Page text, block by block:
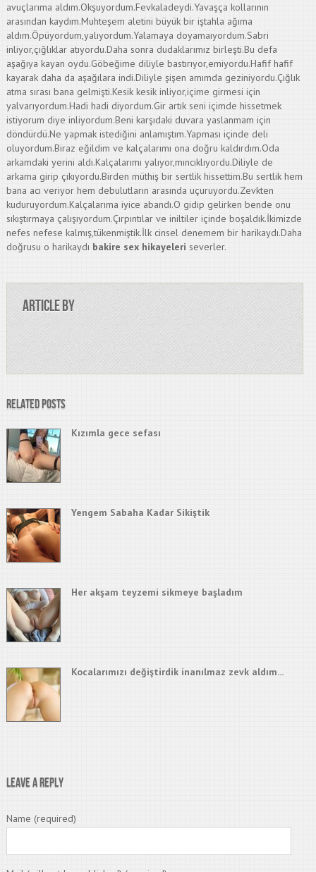
avuçlarıma aldım.Okşuyordum.Fevkaladeydi.Yavaşça kollarının
arasından kaydım.Muhteşem aletini büyük bir iştahla ağıma
aldım.Öpüyordum,yalıyordum.Yalamaya doyamaıyordum.Sabri
inliyor,çığlıklar atıyordu.Daha sonra dudaklarımız birleşti.Bu defa
aşağıya kayan oydu.Göbeğime diliyle bastırıyor,emiyordu.Hafif hafif
kayarak daha da aşağılara indi.Diliyle şişen amımda geziniyordu.Çığlık
atma sırası bana gelmişti.Kesik kesik inliyor,içime girmesi için
yalvarıyordum.Hadi hadi diyordum.Gir artık seni içimde hissetmek
istiyorum diye inliyordum.Beni karşıdaki duvara yaslanmam için
döndürdü.Ne yapmak istediğini anlamıştım.Yapması içinde deli
oluyordum.Biraz eğildim ve kalçalarımı ona doğru kaldırdım.Oda
arkamdaki yerini aldı.Kalçalarımı yalıyor,mıncıklıyordu.Diliyle de
arkama girip çıkıyordu.Birden müthiş bir sertlik hissettim.Bu sertlik hem
bana acı veriyor hem debulutların arasında uçuruyordu.Zevkten
kuduruyordum.Kalçalarıma iyice abandı.O gidip gelirken bende onu
sıkıştırmaya çalışıyordum.Çırpıntılar ve iniltiler içinde boşaldık.İkimizde
nefes nefese kalmış,tükenmiştik.İlk cinsel denemem bir harikaydı.Daha
doğrusu o harikaydı bakire sex hikayeleri severler.
Article by
Related Posts
Kızımla gece sefası
Yengem Sabaha Kadar Sikiştik
Her akşam teyzemi sikmeye başladım
Kocalarımızı değiştirdik inanılmaz zevk aldım...
Leave a Reply
Name (required)